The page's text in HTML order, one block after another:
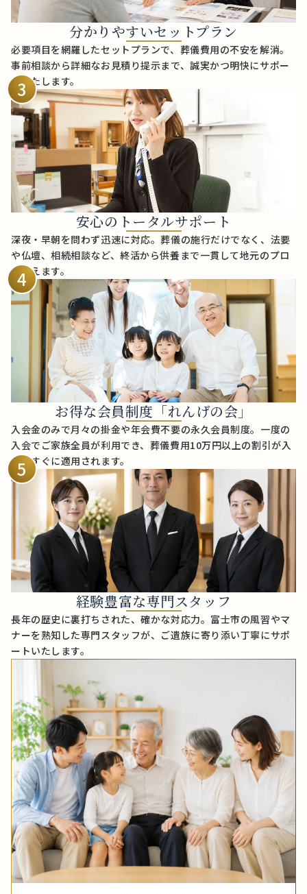
分かりやすいセットプラン
必要項目を網羅したセットプランで、葬儀費用の不安を解消。
事前相談から詳細なお見積り提示まで、誠実かつ明快にサポー
トいたします。
3
安心のトータルサポート
深夜・早朝を問わず迅速に対応。葬儀の施行だけでなく、法要
や仏壇、相続相談など、終活から供養まで一貫して地元のプロ
が支えます。
4
お得な会員制度「れんげの会」
入会金のみで月々の掛金や年会費不要の永久会員制度。一度の
入会でご家族全員が利用でき、葬儀費用10万円以上の割引が入
会後すぐに適用されます。
5
経験豊富な専門スタッフ
長年の歴史に裏打ちされた、確かな対応力。富士市の風習やマ
ナーを熟知した専門スタッフが、ご遺族に寄り添い丁寧にサポ
ートいたします。